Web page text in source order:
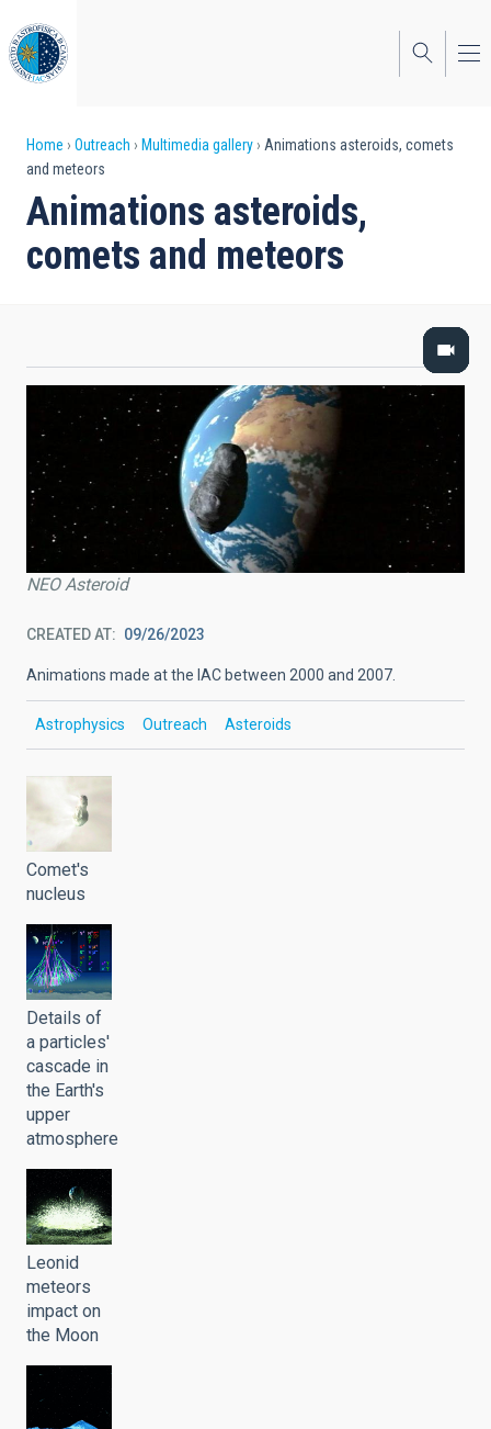
to
main
content
Breadcrumb
Home Outreach Multimedia gallery
Animations asteroids, comets
and meteors
Animations asteroids,
comets and meteors
NEO Asteroid
CREATED AT 09/26/2023
Animations made at the IAC between 2000 and 2007.
Astrophysics Outreach Asteroids
Comet's
nucleus
Details of
a particles'
cascade in
the Earth's
upper
atmosphere
Leonid
meteors
impact on
the Moon